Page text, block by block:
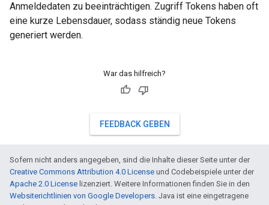
Anmeldedaten zu beeinträchtigen. Zugriff Tokens haben oft
eine kurze Lebensdauer, sodass ständig neue Tokens
generiert werden.
War das hilfreich?
FEEDBACK GEBEN
Sofern nicht anders angegeben, sind die Inhalte dieser Seite unter der
Creative Commons Attribution 4.0 License und Codebeispiele unter der
Apache 2.0 License lizenziert. Weitere Informationen finden Sie in den
Websiterichtlinien von Google Developers. Java ist eine eingetragene